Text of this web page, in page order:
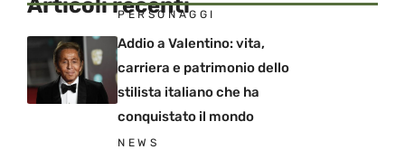
Articoli recenti
PERSONAGGI
Addio a Valentino: vita,
carriera e patrimonio dello
stilista italiano che ha
conquistato il mondo
NEWS